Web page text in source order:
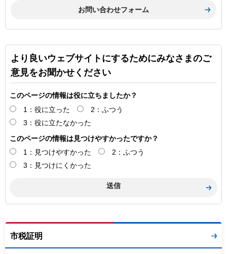
より良いウェブサイトにするためにみなさまのご
意見をお聞かせください
このページの情報は役に立ちましたか？
1：役に立った
2：ふつう
3：役に立たなかった
このページの情報は見つけやすかったですか？
1：見つけやすかった
2：ふつう
3：見つけにくかった
市税証明